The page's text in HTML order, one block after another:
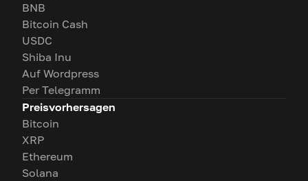
BNB
Bitcoin Cash
USDC
Shiba Inu
Auf Wordpress
Per Telegramm
Preisvorhersagen
Bitcoin
XRP
Ethereum
Solana